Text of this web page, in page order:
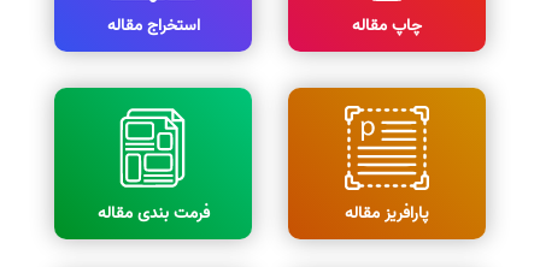
چاپ مقاله استخراج مقاله
پارافریز مقاله فرمت بندی مقاله